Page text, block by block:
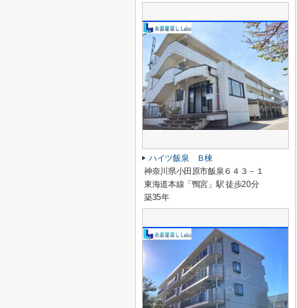
ハイツ飯泉 Ｂ棟
神奈川県小田原市飯泉６４３－１
東海道本線「鴨宮」駅 徒歩20分
築35年